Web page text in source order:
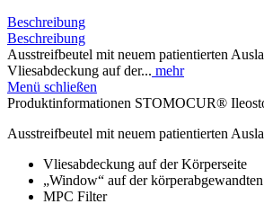
Beschreibung
Beschreibung
Ausstreifbeutel mit neuem patientierten
Vliesabdeckung auf der... mehr
Menü schließen
Produktinformationen STOMOCUR®
Ausstreifbeutel mit neuem patientierten
Vliesabdeckung auf der Körperseite
„Window“ auf der
MPC Filter